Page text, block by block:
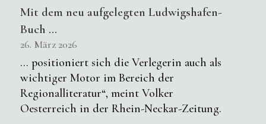
Mit dem neu aufgelegten Ludwigshafen-
Buch …
26. März 2026
… positioniert sich die Verlegerin auch als
wichtiger Motor im Bereich der
Regionalliteratur“, meint Volker
Oesterreich in der Rhein-Neckar-Zeitung.